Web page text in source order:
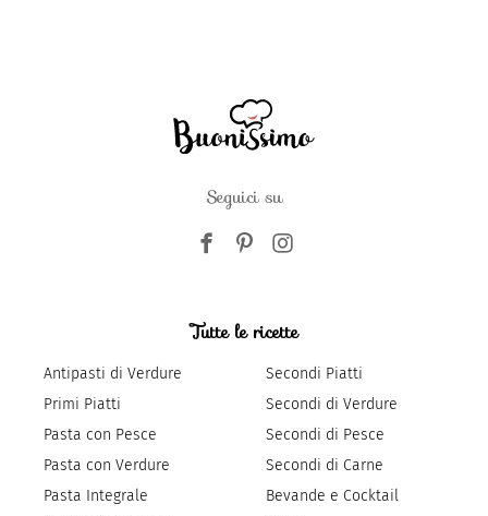
Seguici su
Tutte le ricette
Antipasti di Verdure
Primi Piatti
Pasta con Pesce
Pasta con Verdure
Pasta Integrale
Secondi Piatti
Secondi di Verdure
Secondi di Pesce
Secondi di Carne
Bevande e Cocktail